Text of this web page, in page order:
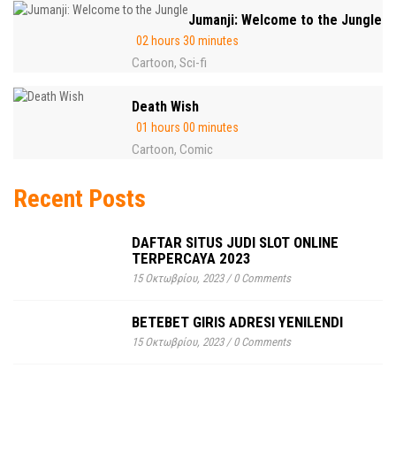
Jumanji: Welcome to the Jungle
02 hours 30 minutes
Cartoon, Sci-fi
Death Wish
01 hours 00 minutes
Cartoon, Comic
Recent Posts
DAFTAR SITUS JUDI SLOT ONLINE
TERPERCAYA 2023
15 Οκτωβρίου, 2023/0 Comments
BETEBET GIRIS ADRESI YENILENDI
15 Οκτωβρίου, 2023/0 Comments